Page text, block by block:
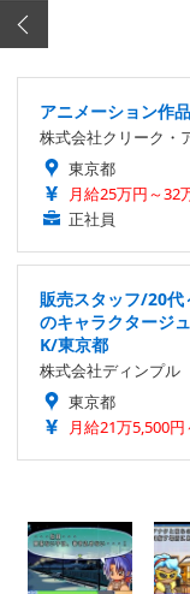
アニメーション作
株式会社クリーク・
東京都
月給25万円～32
正社員
販売スタッフ/20代
のキャラクタージ
K/東京都
株式会社ディンプル
東京都
月給21万5,500円